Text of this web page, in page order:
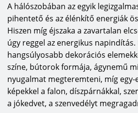
A hálószobában az egyik
pihentető és az élénkítő energiák
Hiszen míg éjszaka a zavartalan
úgy reggel az energikus napindítás.
hangsúlyosabb dekorációs
színe, bútorok formája, ágynemű
nyugalmat megteremteni, míg egy-
képekkel a falon, díszpárnákkal,
a jókedvet, a szenvedélyt